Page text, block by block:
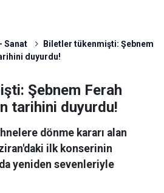
Sanat
Biletler tükenmişti: Şebnem
duyurdu!
Şebnem Ferah
tarihini duyurdu!
dönme kararı alan
ilk konserinin
yeniden sevenleriyle